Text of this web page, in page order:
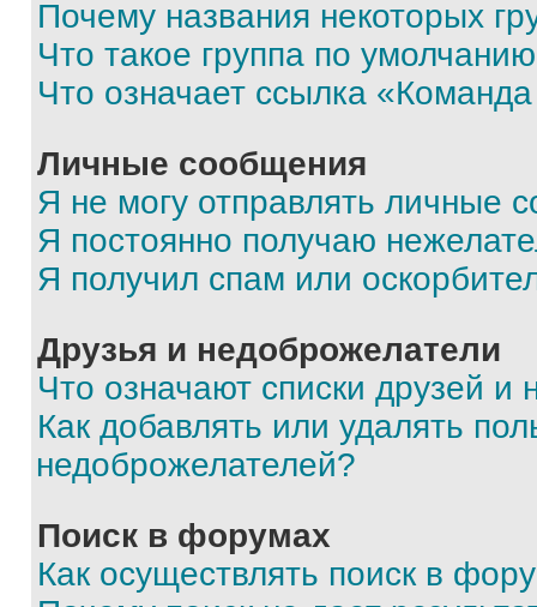
Почему названия некоторых
Что такое группа по
Что означает ссылка
Личные сообщения
Я не могу отправлять личные
Я постоянно получаю
Я получил спам или
Друзья и недоброжелатели
Что означают списки друзей и
Как добавлять или удалять
недоброжелателей?
Поиск в форумах
Как осуществлять поиск в